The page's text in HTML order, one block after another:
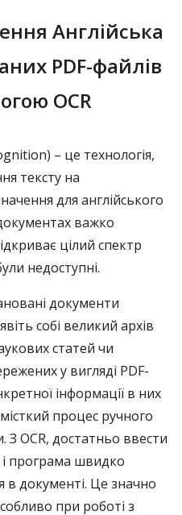
Англійська
PDF-файлів
OCR
– це технологія,
тексту на
для англійського
важко
цілий спектр
недоступні.
документи
собі великий архів
статей чи
у вигляді PDF-
інформації в них
процес ручного
З OCR, достатньо ввести
програма швидко
в документі. Це значно
при роботі з